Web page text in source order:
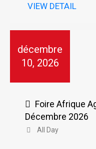
VIEW DETAIL
décembre
10, 2026
Foire Afrique
Décembre 2026
All Day